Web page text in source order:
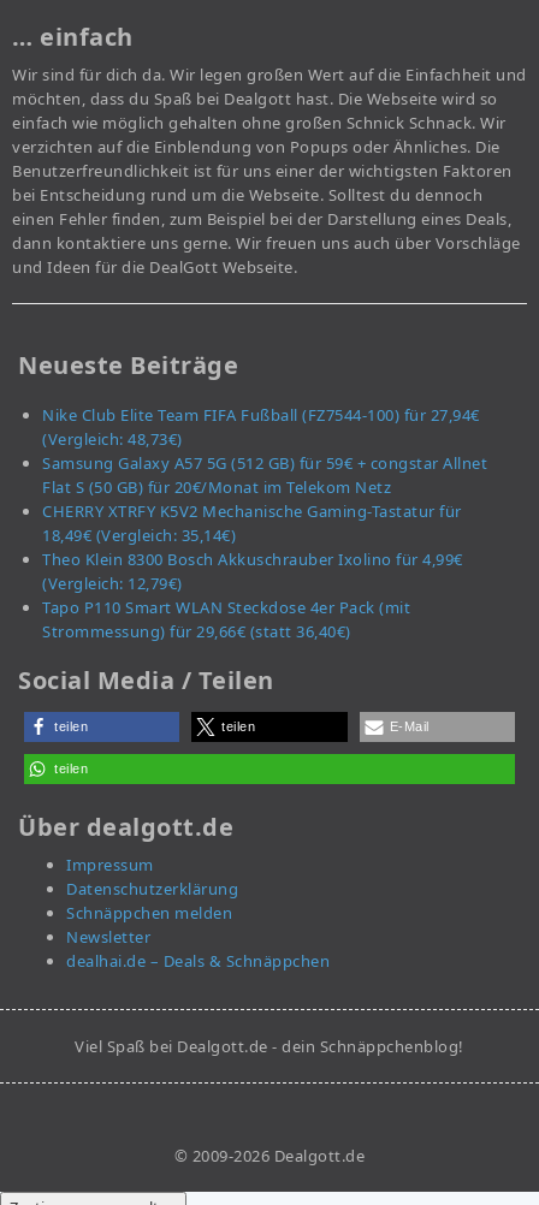
… einfach
Wir sind für dich da. Wir legen großen Wert auf die Einfachheit und
möchten, dass du Spaß bei Dealgott hast. Die Webseite wird so
einfach wie möglich gehalten ohne großen Schnick Schnack. Wir
verzichten auf die Einblendung von Popups oder Ähnliches. Die
Benutzerfreundlichkeit ist für uns einer der wichtigsten Faktoren
bei Entscheidung rund um die Webseite. Solltest du dennoch
einen Fehler finden, zum Beispiel bei der Darstellung eines Deals,
dann kontaktiere uns gerne. Wir freuen uns auch über Vorschläge
und Ideen für die DealGott Webseite.
Neueste Beiträge
Nike Club Elite Team FIFA Fußball (FZ7544-100) für 27,94€
(Vergleich: 48,73€)
Samsung Galaxy A57 5G (512 GB) für 59€ + congstar Allnet
Flat S (50 GB) für 20€/Monat im Telekom Netz
CHERRY XTRFY K5V2 Mechanische Gaming-Tastatur für
18,49€ (Vergleich: 35,14€)
Theo Klein 8300 Bosch Akkuschrauber Ixolino für 4,99€
(Vergleich: 12,79€)
Tapo P110 Smart WLAN Steckdose 4er Pack (mit
Strommessung) für 29,66€ (statt 36,40€)
Social Media / Teilen
teilen teilen E-Mail
teilen
Über dealgott.de
Impressum
Datenschutzerklärung
Schnäppchen melden
Newsletter
dealhai.de – Deals & Schnäppchen
Viel Spaß bei Dealgott.de - dein Schnäppchenblog!
© 2009-2026 Dealgott.de